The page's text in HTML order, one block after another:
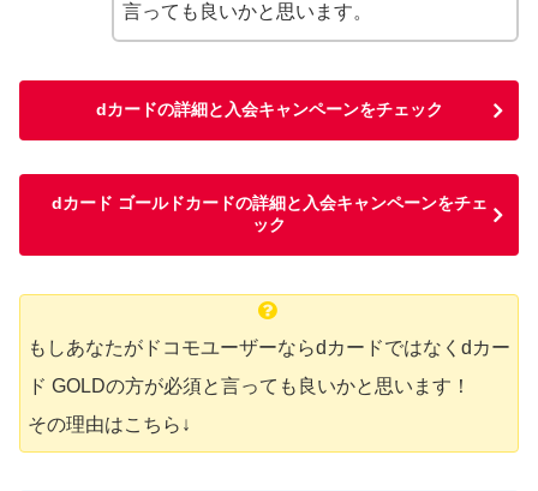
言っても良いかと思います。
dカードの詳細と入会キャンペーンをチェック
dカード ゴールドカードの詳細と入会キャンペーンをチェ
ック
もしあなたがドコモユーザーならdカードではなくdカー
ド GOLDの方が必須と言っても良いかと思います！
その理由はこちら↓